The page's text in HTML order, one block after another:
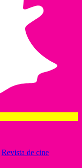
Revista de cine